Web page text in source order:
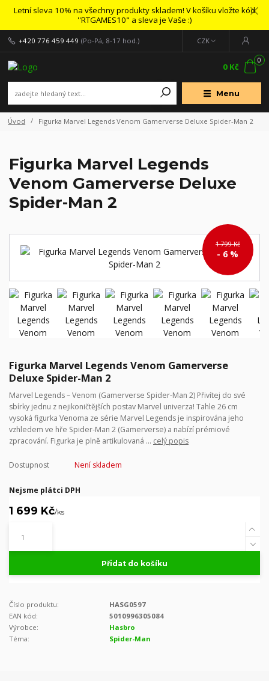
Letní sleva 10% na všechny produkty skladem! V košíku vložte kód
''RTGAMES10" a sleva je Vaše :)
Menu
CZK
+420 776 459 449 (Po-Pá, 8-17 hod.)
0
0 Kč
Úvod Figurka Marvel Legends Venom Gamerverse Deluxe Spider-Man 2
Figurka Marvel Legends
Venom Gamerverse Deluxe
Spider-Man 2
1 799 Kč
- 6 %
Figurka Marvel Legends Venom Gamerverse
Deluxe Spider-Man 2
Marvel Legends – Venom (Gamerverse Spider-Man 2) Přivítej do své
sbírky jednu z nejikoničtějších postav Marvel univerza! Tahle 26 cm
vysoká figurka Venoma ze série Marvel Legends je inspirována jeho
vzhledem ve hře Spider-Man 2 (Gamerverse) a nabízí prémiové
zpracování. Figurka je plně artikulovaná ... celý popis
Dostupnost Není skladem
Nejsme plátci DPH
1 699 Kč/ks
Přidat do košíku
Číslo produktu:
HASG0597
EAN kód:
5010996305084
Výrobce:
Hasbro
Téma:
Spider-Man